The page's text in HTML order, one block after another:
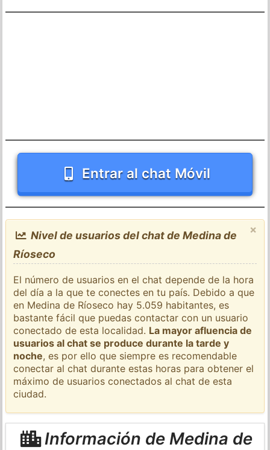
Entrar al chat Móvil
×
Nivel de usuarios del chat de Medina de
Ríoseco
El número de usuarios en el chat depende de la hora
del día a la que te conectes en tu país. Debido a que
en Medina de Ríoseco hay 5.059 habitantes, es
bastante fácil que puedas contactar con un usuario
conectado de esta localidad. La mayor afluencia de
usuarios al chat se produce durante la tarde y
noche, es por ello que siempre es recomendable
conectar al chat durante estas horas para obtener el
máximo de usuarios conectados al chat de esta
ciudad.
Información de Medina de